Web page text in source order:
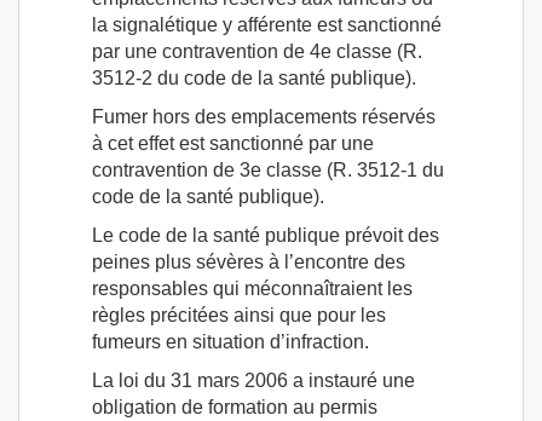
la signalétique y afférente est sanctionné
par une contravention de 4e classe (R.
3512-2 du code de la santé publique).
Fumer hors des emplacements réservés
à cet effet est sanctionné par une
contravention de 3e classe (R. 3512-1 du
code de la santé publique).
Le code de la santé publique prévoit des
peines plus sévères à l’encontre des
responsables qui méconnaîtraient les
règles précitées ainsi que pour les
fumeurs en situation d’infraction.
La loi du 31 mars 2006 a instauré une
obligation de formation au permis